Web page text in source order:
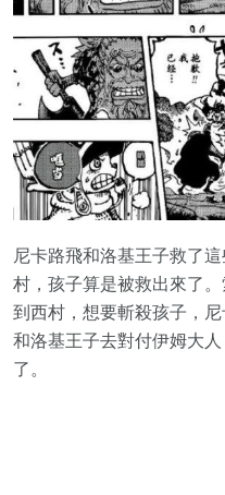
尼卡路飛和洛基王子救了
村，孩子算是被救出來了
到西村，想要斬殺孩子，
和洛基王子去對付伊姆大
了。